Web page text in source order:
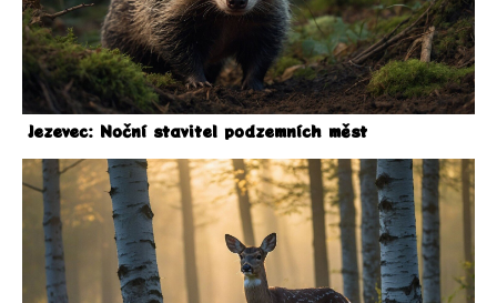
Jezevec: Noční stavitel podzemních měst